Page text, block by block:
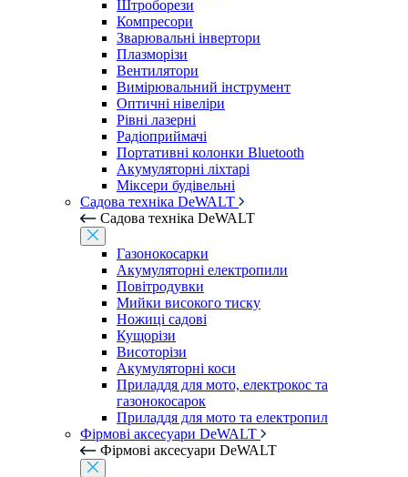
Штроборези
Компресори
Зварювальні інвертори
Плазморізи
Вентилятори
Вимірювальний інструмент
Оптичні нівеліри
Рівні лазерні
Радіоприймачі
Портативні колонки Bluetooth
Акумуляторні ліхтарі
Міксери будівельні
Садова техніка DeWALT
Садова техніка DeWALT
Газонокосарки
Акумуляторні електропили
Повітродувки
Мийки високого тиску
Ножиці садові
Кущорізи
Висоторізи
Акумуляторні коси
Приладдя для мото, електрокос та
газонокосарок
Приладдя для мото та електропил
Фірмові аксесуари DeWALT
Фірмові аксесуари DeWALT